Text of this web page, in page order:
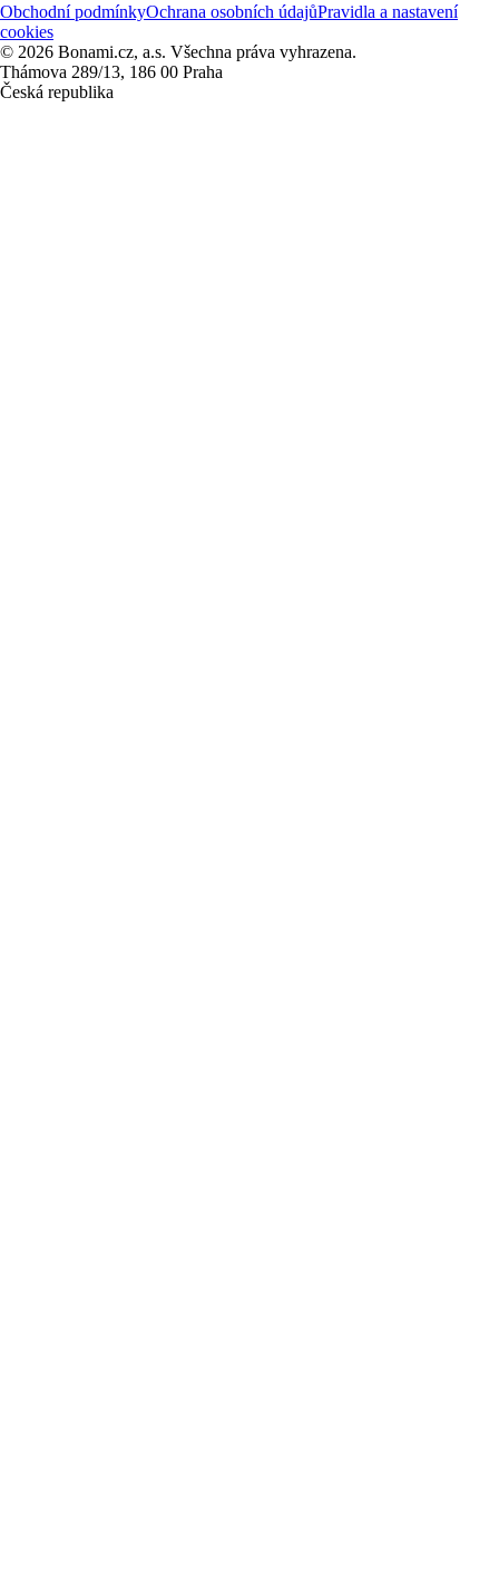
Obchodní podmínkyOchrana osobních údajůPravidla a nastavení
cookies
© 2026 Bonami.cz, a.s. Všechna práva vyhrazena.
Thámova 289/13, 186 00 Praha
Česká republika